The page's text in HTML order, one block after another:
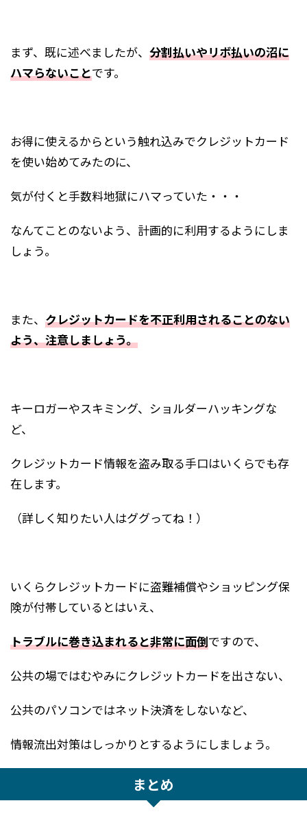
まず、既に述べましたが、 分割払いやリボ払いの沼に
ハマらないことです。
お得に使えるからという触れ込みでクレジットカード
を使い始めてみたのに、
気が付くと手数料地獄にハマっていた・・・
なんてことのないよう、計画的に利用するようにしま
しょう。
また、 クレジットカードを不正利用されることのない
よう、注意しましょう。
キーロガーやスキミング、ショルダーハッキングな
ど、
クレジットカード情報を盗み取る手口はいくらでも存
在します。
（詳しく知りたい人はググってね！）
いくらクレジットカードに盗難補償やショッピング保
険が付帯しているとはいえ、
トラブルに巻き込まれると非常に面倒ですので、
公共の場ではむやみにクレジットカードを出さない、
公共のパソコンではネット決済をしないなど、
情報流出対策はしっかりとするようにしましょう。
まとめ